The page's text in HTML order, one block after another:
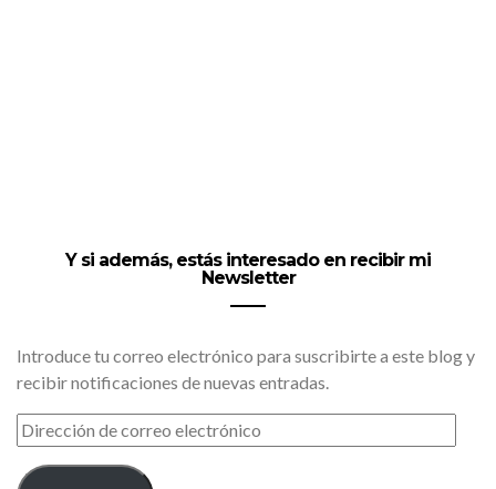
Y si además, estás interesado en recibir mi
Newsletter
Introduce tu correo electrónico para suscribirte a este blog y
recibir notificaciones de nuevas entradas.
DIRECCIÓN
DE
CORREO
ELECTRÓNICO